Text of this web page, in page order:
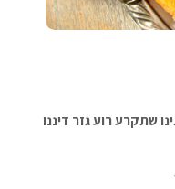
שתקרע רוע גזר דיננו